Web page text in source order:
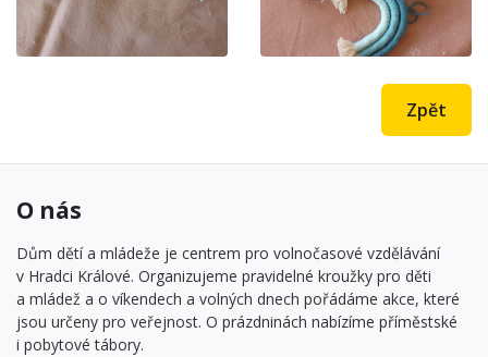
Zpět
O nás
Dům dětí a mládeže je centrem pro volnočasové vzdělávání
v Hradci Králové. Organizujeme pravidelné kroužky pro děti
a mládež a o víkendech a volných dnech pořádáme akce, které
jsou určeny pro veřejnost. O prázdninách nabízíme příměstské
i pobytové tábory.